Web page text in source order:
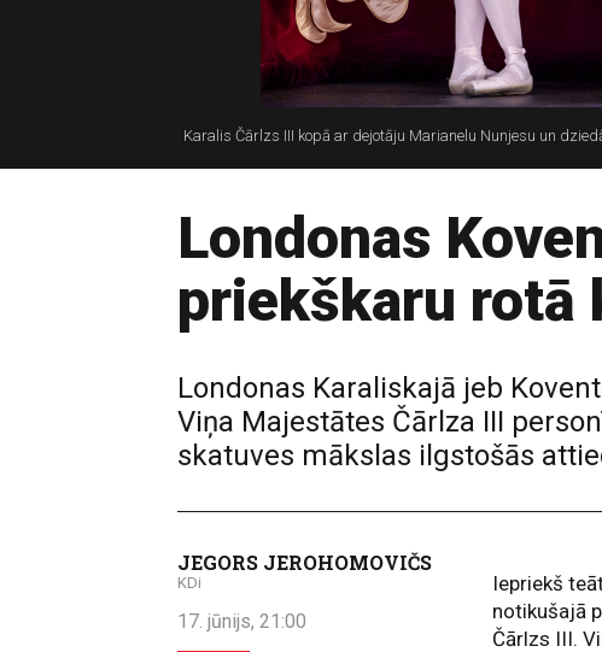
Karalis Čārlzs III kopā ar dejotāju Marianelu Nunjesu un
Londonas
priekškaru rotā
Londonas Karaliskajā jeb
Viņa Majestātes Čārlza III
skatuves mākslas ilgstošās
JEGORS JEROHOMOVIČS
KDi
17. jūnijs, 21:00
Iepriekš
notikušajā
Čārlzs III.